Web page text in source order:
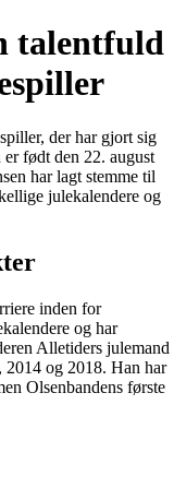
talentfuld
der har gjort sig
født den 22. august
har lagt stemme til
julekalendere og
inden for
og har
Alletiders julemand
og 2018. Han har
Olsenbandens første